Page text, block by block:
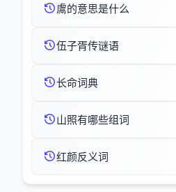
鬳的意思是什么
伍子胥传谜语
长命词典
山照有哪些组词
红颜反义词